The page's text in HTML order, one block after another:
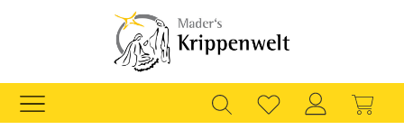
Zum Hauptinhalt springen